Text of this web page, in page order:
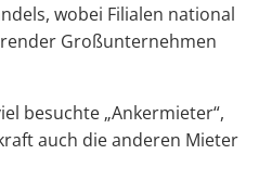
wobei Filialen national
Großunternehmen
besuchte „Ankermieter“,
auch die anderen Mieter